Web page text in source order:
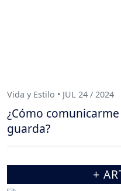
Vida y Estilo • JUL 24 / 2024
¿Cómo
guarda?
+